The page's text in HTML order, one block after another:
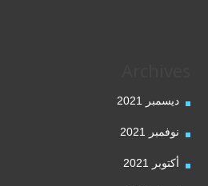
ديسمبر 2021
نوفمبر 2021
أكتوبر 2021